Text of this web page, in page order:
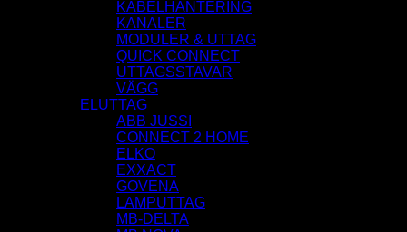
KABELHANTERING
KANALER
MODULER & UTTAG
QUICK CONNECT
UTTAGSSTAVAR
VÄGG
ELUTTAG
ABB JUSSI
CONNECT 2 HOME
ELKO
EXXACT
GOVENA
LAMPUTTAG
MB-DELTA